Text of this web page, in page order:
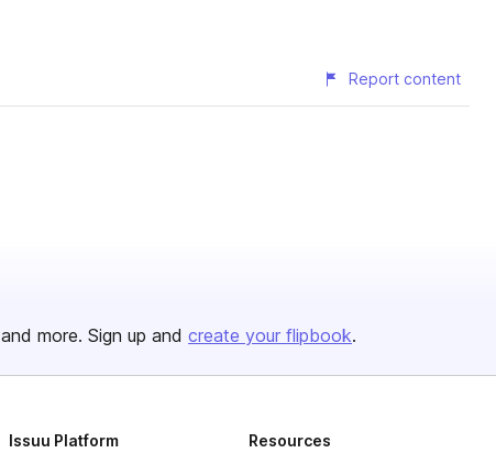
Report content
and more. Sign up and create your flipbook.
Issuu Platform Resources